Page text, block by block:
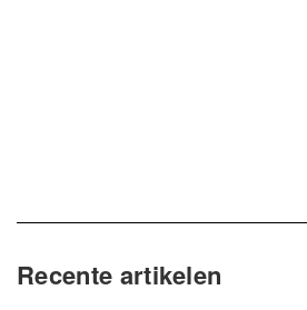
Recente artikelen